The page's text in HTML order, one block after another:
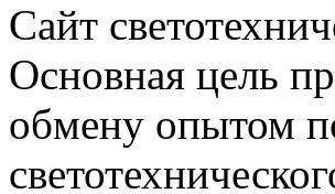
Сайт
Основная цель
обмену опытом